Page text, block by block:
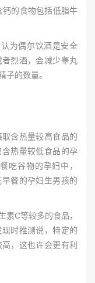
的食物包括低脂牛
为偶尔饮酒是安全
烈酒，会减少睾丸
子的数量。
含热量较高食品的
热量较低食品的孕
吃谷物的孕妇中，
餐的孕妇生男孩的
C等较多的食品，
时推测说，特定的
，这也许会更有利